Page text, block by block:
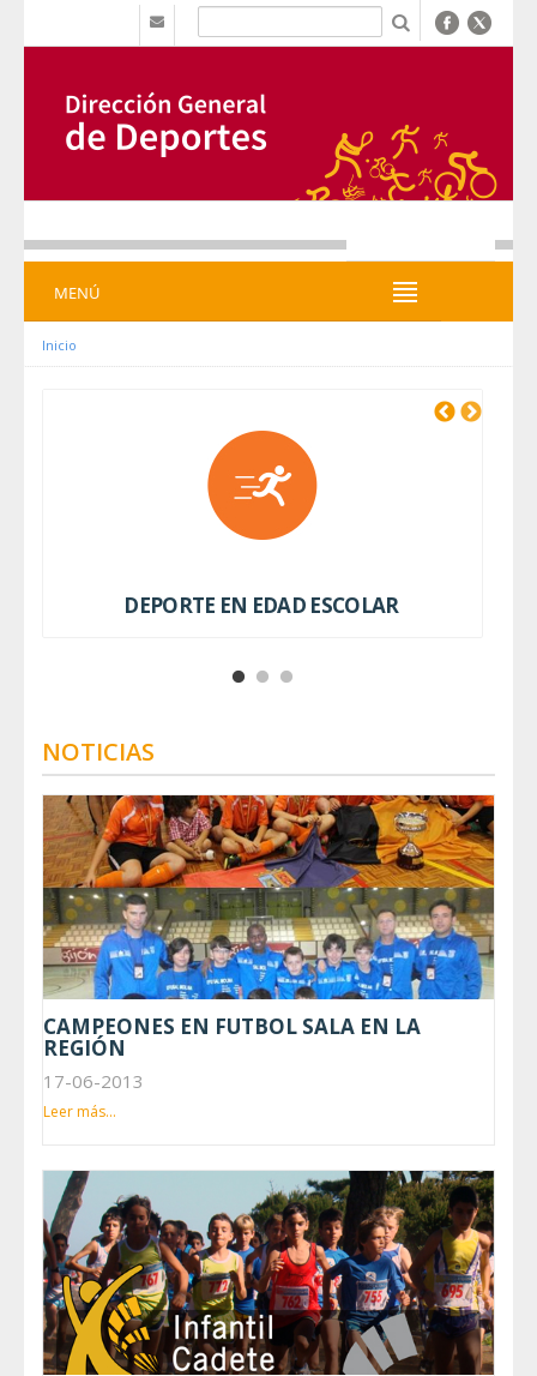
MENÚ
Inicio
DEPORTE EN EDAD ESCOLAR
Previous
NOTICIAS
CAMPEONES EN FUTBOL SALA EN LA
REGIÓN
17-06-2013
Leer más...